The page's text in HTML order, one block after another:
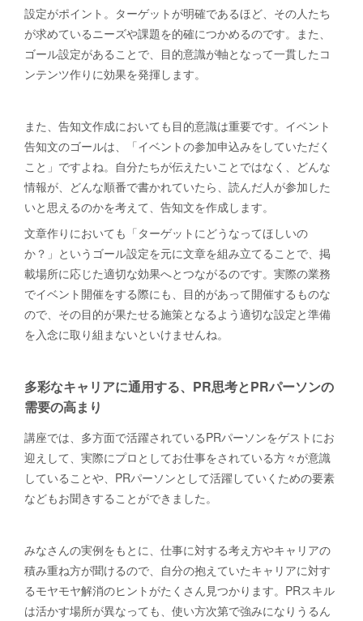
設定がポイント。ターゲットが明確であるほど、その人たち
が求めているニーズや課題を的確につかめるのです。また、
ゴール設定があることで、目的意識が軸となって一貫したコ
ンテンツ作りに効果を発揮します。
また、告知文作成においても目的意識は重要です。イベント
告知文のゴールは、「イベントの参加申込みをしていただく
こと」ですよね。自分たちが伝えたいことではなく、どんな
情報が、どんな順番で書かれていたら、読んだ人が参加した
いと思えるのかを考えて、告知文を作成します。
文章作りにおいても「ターゲットにどうなってほしいの
か？」というゴール設定を元に文章を組み立てることで、掲
載場所に応じた適切な効果へとつながるのです。実際の業務
でイベント開催をする際にも、目的があって開催するものな
ので、その目的が果たせる施策となるよう適切な設定と準備
を入念に取り組まないといけませんね。
多彩なキャリアに通用する、PR思考とPRパーソンの
需要の高まり
講座では、多方面で活躍されているPRパーソンをゲストにお
迎えして、実際にプロとしてお仕事をされている方々が意識
していることや、PRパーソンとして活躍していくための要素
などもお聞きすることができました。
みなさんの実例をもとに、仕事に対する考え方やキャリアの
積み重ね方が聞けるので、自分の抱えていたキャリアに対す
るモヤモヤ解消のヒントがたくさん見つかります。PRスキル
は活かす場所が異なっても、使い方次第で強みになりうるん